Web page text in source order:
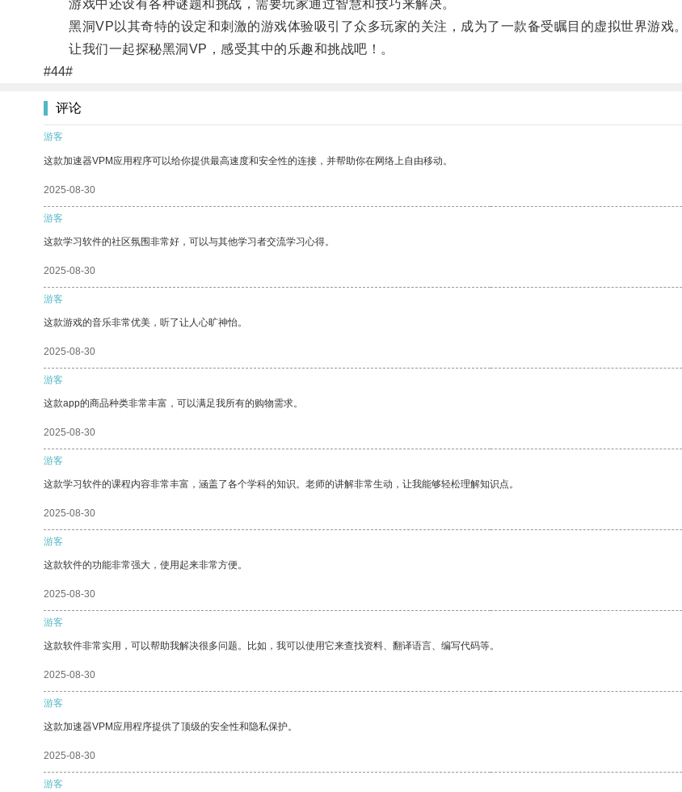
游戏中还设有各种谜题和挑战，需要玩家通过智慧和技巧来解决。
黑洞VP以其奇特的设定和刺激的游戏体验吸引了众多玩家的关注，成为了一款备受瞩目的虚拟世界游戏。
让我们一起探秘黑洞VP，感受其中的乐趣和挑战吧！。
#44#
评论
游客
这款加速器VPM应用程序可以给你提供最高速度和安全性的连接，并帮助你在网络上自由移动。
2025-08-30
游客
这款学习软件的社区氛围非常好，可以与其他学习者交流学习心得。
2025-08-30
游客
这款游戏的音乐非常优美，听了让人心旷神怡。
2025-08-30
游客
这款app的商品种类非常丰富，可以满足我所有的购物需求。
2025-08-30
游客
这款学习软件的课程内容非常丰富，涵盖了各个学科的知识。老师的讲解非常生动，让我能够轻松理解知识点。
2025-08-30
游客
这款软件的功能非常强大，使用起来非常方便。
2025-08-30
游客
这款软件非常实用，可以帮助我解决很多问题。比如，我可以使用它来查找资料、翻译语言、编写代码等。
2025-08-30
游客
这款加速器VPM应用程序提供了顶级的安全性和隐私保护。
2025-08-30
游客